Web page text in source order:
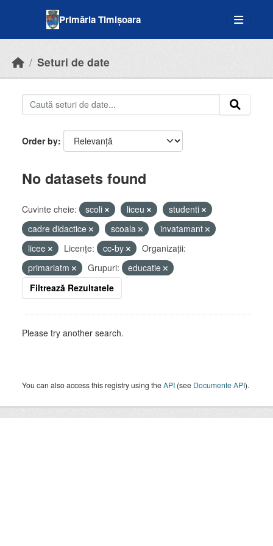
Primăria Timișoara
Seturi de date
Order by
No datasets found
Cuvinte cheie: scoli liceu
studenti
cadre didactice
scoala
invatamant
licee
Licenţe: cc-by
Organizații:
primariatm
Grupuri:
educatie
Filtrează Rezultatele
Please try another search.
You can also access this registry using theAPI (see Documente API).